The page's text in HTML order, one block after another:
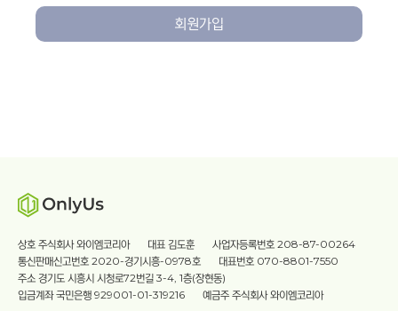
회원가입
상호 주식회사 와이엠코리아 대표 김도훈
사업자등록번호 208-87-00264
통신판매신고번호 2020-경기시흥-0978호
대표번호 070-8801-7550
주소 경기도 시흥시 시청로72번길 3-4, 1층(장현동)
입금계좌 국민은행 929001-01-319216
예금주 주식회사 와이엠코리아